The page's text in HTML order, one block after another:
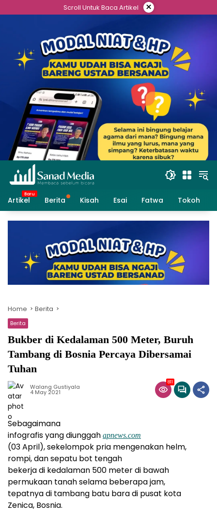
to
Scroll Untuk Baca Artikel ×
Artikel Berita Kisah Esai Fatwa Tokoh
Home Berita
Berita
Bukber di Kedalaman 500 Meter, Buruh
Tambang di Bosnia Percaya Dibersamai
Tuhan
Walang Gustiyala
4 May 2021
811
Sebagaimana
infografis yang diunggah apnews.com
(03 April), sekelompok pria mengenakan helm,
rompi, dan sepatu bot tengah
bekerja di kedalaman 500 meter di bawah
permukaan tanah selama beberapa jam,
tepatnya di tambang batu bara di pusat kota
Zenica, Bosnia.